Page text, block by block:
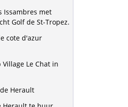
Issambres met
Golf de St-Tropez.
cote d'azur
Le Chat in
Herault